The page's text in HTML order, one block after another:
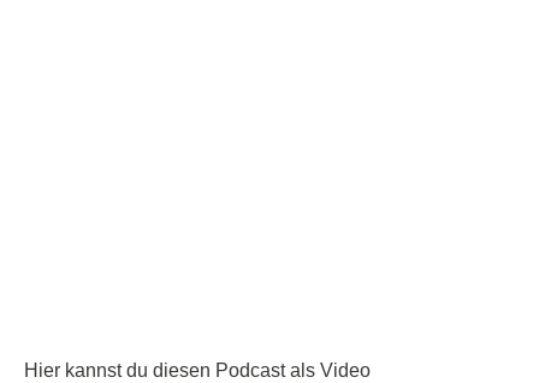
Hier kannst du diesen Podcast als Video